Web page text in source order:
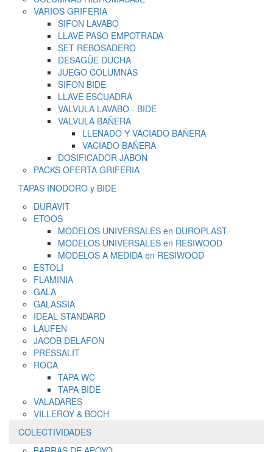
VARIOS GRIFERIA
SIFON LAVABO
LLAVE PASO EMPOTRADA
SET REBOSADERO
DESAGÜE DUCHA
JUEGO COLUMNAS
SIFON BIDE
LLAVE ESCUADRA
VALVULA LAVABO - BIDE
VALVULA BAÑERA
LLENADO Y VACIADO BAÑERA
VACIADO BAÑERA
DOSIFICADOR JABON
PACKS OFERTA GRIFERIA
TAPAS INODORO y BIDE
DURAVIT
ETOOS
MODELOS UNIVERSALES en DUROPLAST
MODELOS UNIVERSALES en RESIWOOD
MODELOS A MEDIDA en RESIWOOD
ESTOLI
FLAMINIA
GALA
GALASSIA
IDEAL STANDARD
LAUFEN
JACOB DELAFON
PRESSALIT
ROCA
TAPA WC
TAPA BIDE
VALADARES
VILLEROY & BOCH
COLECTIVIDADES